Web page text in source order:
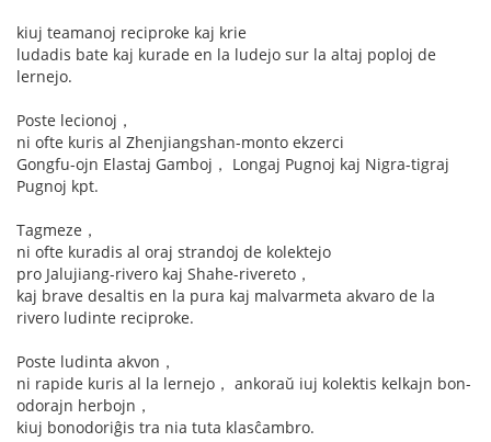
kiuj teamanoj reciproke kaj krie
ludadis bate kaj kurade en la ludejo sur la altaj poploj de
lernejo.
Poste lecionoj，
ni ofte kuris al Zhenjiangshan-monto ekzerci
Gongfu-ojn Elastaj Gamboj， Longaj Pugnoj kaj Nigra-tigraj
Pugnoj kpt.
Tagmeze，
ni ofte kuradis al oraj strandoj de kolektejo
pro Jalujiang-rivero kaj Shahe-rivereto，
kaj brave desaltis en la pura kaj malvarmeta akvaro de la
rivero ludinte reciproke.
Poste ludinta akvon，
ni rapide kuris al la lernejo， ankoraŭ iuj kolektis kelkajn bon-
odorajn herbojn，
kiuj bonodoriĝis tra nia tuta klasĉambro.